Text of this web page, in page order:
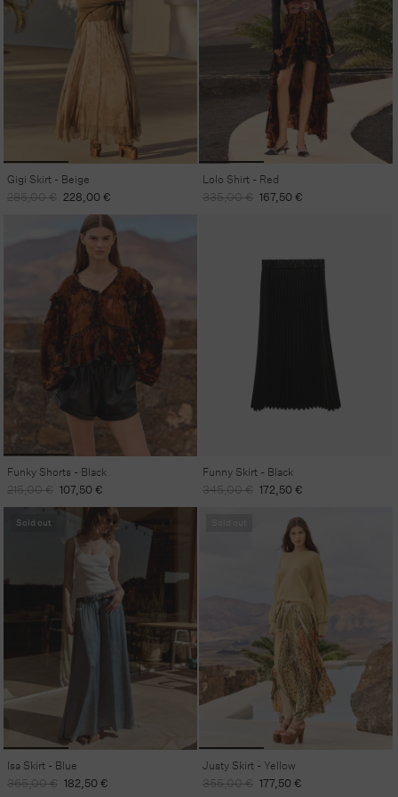
Gigi Skirt - Beige
Regular
285,00 € Sale
228,00 €
Lolo Shirt - Red
Regular
335,00 € Sale
167,50 €
Funky Shorts - Black
Regular
price
215,00 € Sale
price
107,50 €
Funny Skirt - Black
Regular
345,00 € Sale
172,50 €
Sold out
Isa Skirt - Blue
Regular
365,00 € Sale
182,50 €
Justy Skirt - Yellow
Regular
355,00 € Sale
177,50 €